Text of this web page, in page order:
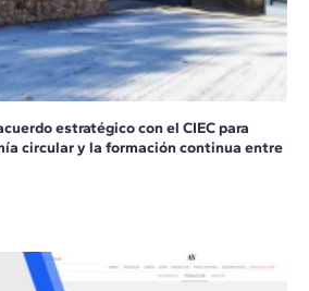
estratégico con el CIEC para
circular y la formación continua entre